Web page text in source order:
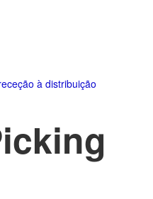
à distribuição